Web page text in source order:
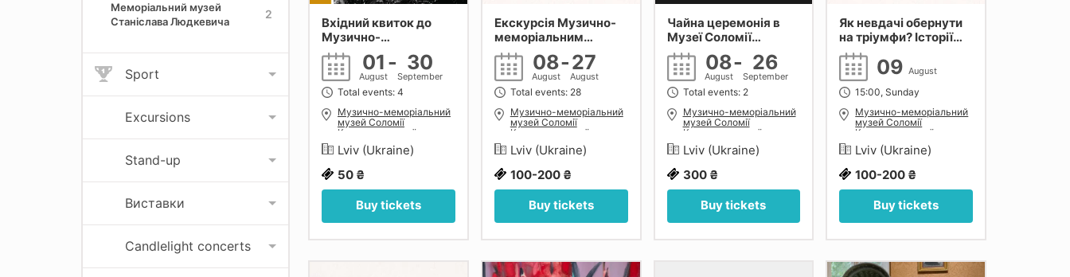
Меморіальний музей
Станіслава Людкевича
2
Sport
Excursions
Stand-up
Виставки
Candlelight concerts
Вхідний квиток до
Музично-
меморіального
музею Соломії
Крушельницької у
Львові
01
August
- 30
September
Total events: 4
Музично-меморіальний
музей Соломії
Крушельницької у
Львові
Lviv (Ukraine)
50 ₴
Buy tickets
Екскурсія Музично-
меморіальним
музеєм Соломії
Крушельницької у
Львові
08
August
-27
August
Total events: 28
Музично-меморіальний
музей Соломії
Крушельницької у
Львові
Lviv (Ukraine)
100-200 ₴
Buy tickets
Чайна церемонія в
Музеї Соломії
Крушельницької
08
August
- 26
September
Total events: 2
Музично-меморіальний
музей Соломії
Крушельницької у
Львові
Lviv (Ukraine)
300 ₴
Buy tickets
Як невдачі обернути
на тріумфи? Історії
провалів, що стали
успіхом09August
15:00, Sunday
Музично-меморіальний
музей Соломії
Крушельницької у
Львові
Lviv (Ukraine)
100-200 ₴
Buy tickets